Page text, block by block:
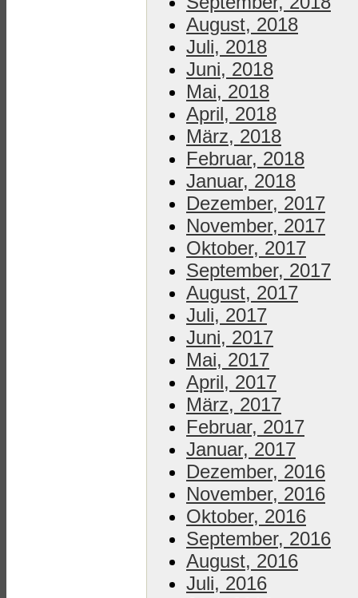
August, 2018
Juli, 2018
Juni, 2018
Mai, 2018
April, 2018
März, 2018
Februar, 2018
Januar, 2018
Dezember, 2017
November, 2017
Oktober, 2017
September, 2017
August, 2017
Juli, 2017
Juni, 2017
Mai, 2017
April, 2017
März, 2017
Februar, 2017
Januar, 2017
Dezember, 2016
November, 2016
Oktober, 2016
September, 2016
August, 2016
Juli, 2016